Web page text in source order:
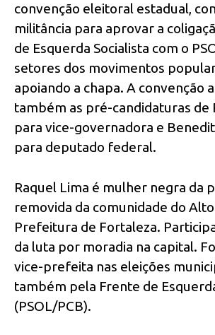
convenção eleitoral estadual,
militância para aprovar a
de Esquerda Socialista com o
setores dos movimentos
apoiando a chapa. A convenção
também as pré-candidaturas de
para vice-governadora e
para deputado federal.
Raquel Lima é mulher negra da
removida da comunidade do
Prefeitura de Fortaleza.
da luta por moradia na capital.
vice-prefeita nas eleições
também pela Frente de
(PSOL/PCB).